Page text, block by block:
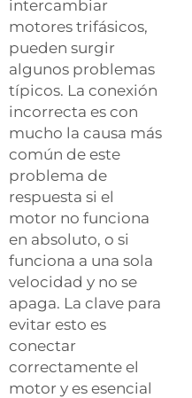
intercambiar
motores trifásicos,
pueden surgir
algunos problemas
típicos. La conexión
incorrecta es con
mucho la causa más
común de este
problema de
respuesta si el
motor no funciona
en absoluto, o si
funciona a una sola
velocidad y no se
apaga. La clave para
evitar esto es
conectar
correctamente el
motor y es esencial